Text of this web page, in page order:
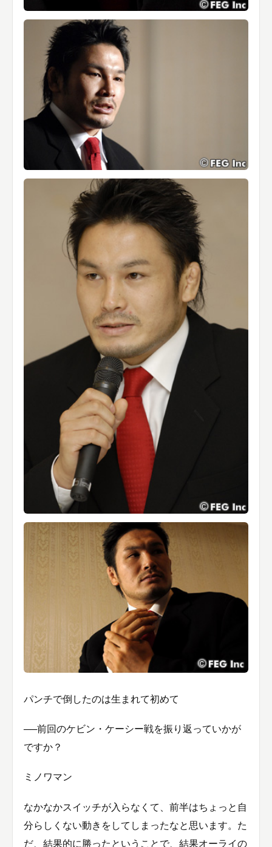
パンチで倒したのは生まれて初めて
──前回のケビン・ケーシー戦を振り返っていかが
ですか？
ミノワマン
なかなかスイッチが入らなくて、前半はちょっと自
分らしくない動きをしてしまったなと思います。た
だ、結果的に勝ったということで、結果オーライの